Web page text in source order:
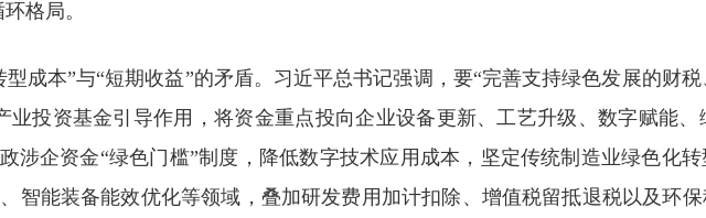
格局。
成本”与“短期收益”的矛盾。习近平总书记强调，要“完善支持绿色发展的财
业投资基金引导作用，将资金重点投向企业设备更新、工艺升级、数字赋能
涉企资金“绿色门槛”制度，降低数字技术应用成本，坚定传统制造业绿色化
智能装备能效优化等领域，叠加研发费用加计扣除、增值税留抵退税以及环保